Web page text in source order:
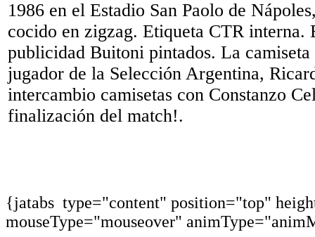
1986 en el Estadio San Paolo de
cocido en zigzag. Etiqueta CTR interna.
publicidad Buitoni pintados. La
jugador de la Selección Argentina,
intercambio camisetas con Constanzo
finalización del match!.
{jatabs type="content" position="top"
mouseType="mouseover"